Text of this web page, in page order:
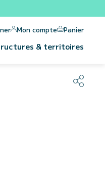
Mon compte Panier
& territoires